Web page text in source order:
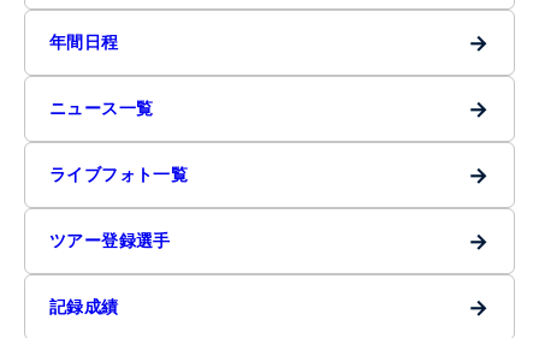
年間日程 →
ニュース一覧 →
ライブフォト一覧 →
ツアー登録選手 →
記録成績 →